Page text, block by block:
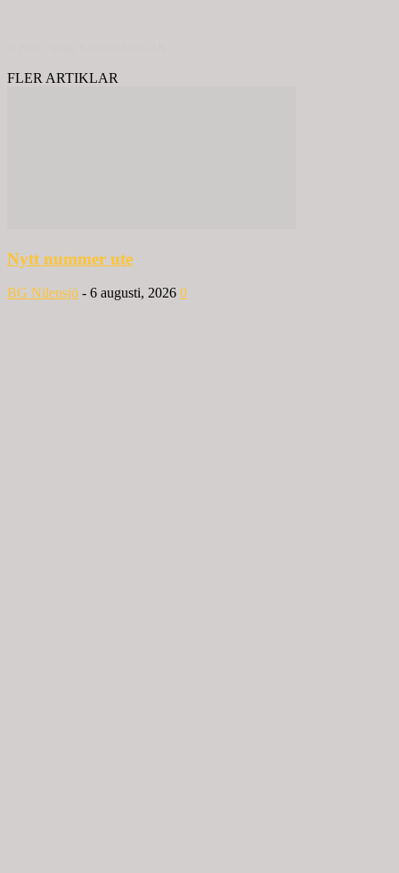
FLER ARTIKLAR
Nytt nummer ute
BG Nilensjö - 6 augusti, 2026 0